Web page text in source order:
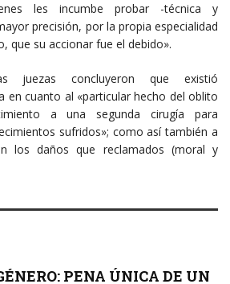
les incumbe probar -técnica y
precisión, por la propia especialidad
que su accionar fue el debido».
concluyeron que existió
en cuanto al «particular hecho del oblito
a una segunda cirugía para
sufridos»; como así también a
los daños que reclamados (moral y
PENA ÚNICA DE UN